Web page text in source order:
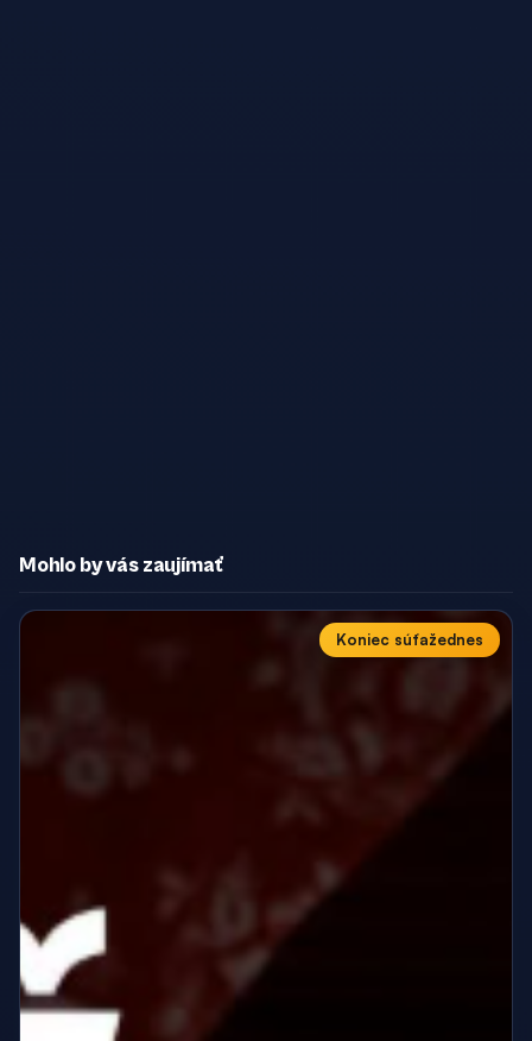
Mohlo by vás zaujímať
Koniec súťažednes